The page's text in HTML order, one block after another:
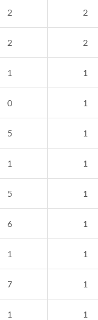
2 2
2 2
1 1
0 1
5 1
1 1
5 1
6 1
1 1
7 1
1 1